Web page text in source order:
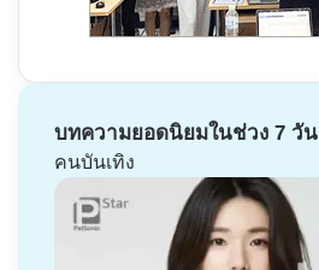
บทความยอดนิยมในช่วง 7 วัน
คนบันเทิง